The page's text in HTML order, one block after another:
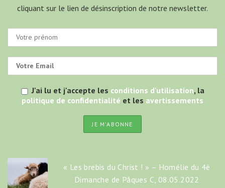
cliquant sur le lien de désinscription de notre newsletter.
J'ai lu et j'accepte les conditions d'utilisation, la
politique de confidentialité et les avertissements
« Les brebis du Christ ! » – Homélie du 4è
Dimanche de Pâques C, 08.05.2022